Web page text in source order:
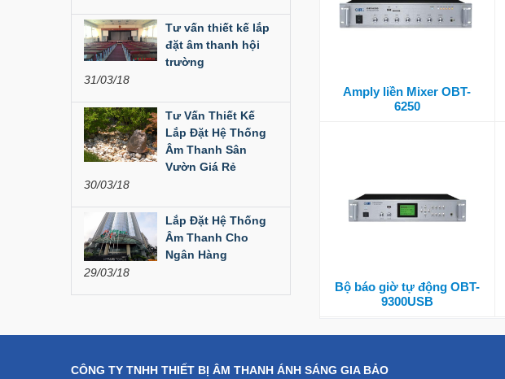
Liên hệ
Dàn âm thanh hội
200,000,000 đ
Bàn Mixer
Allen&Heath...
Bàn Mixer
Allen&Heath...
Tư vấn thiết kế lắp
đặt âm thanh hội
trường
31/03/18
Tư Vấn Thiết Kế
Lắp Đặt Hệ Thống
Âm Thanh Sân
Vườn Giá Rẻ
30/03/18
Lắp Đặt Hệ Thống
Âm Thanh Cho
Ngân Hàng
29/03/18
Amply liền Mixer OBT-
6250
Bộ báo giờ tự động OBT-
9300USB
CÔNG TY TNHH THIẾT BỊ ÂM THANH ÁNH SÁNG GIA BẢO